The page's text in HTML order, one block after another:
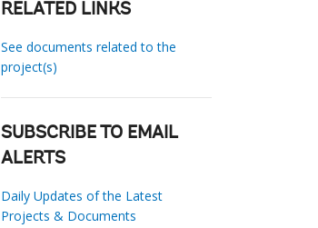
RELATED LINKS
See documents related to the
project(s)
SUBSCRIBE TO EMAIL
ALERTS
Daily Updates of the Latest
Projects & Documents